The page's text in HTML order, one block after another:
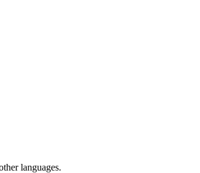
languages.